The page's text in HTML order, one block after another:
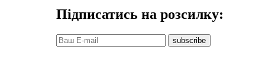
Підписатись на розсилку:
subscribe